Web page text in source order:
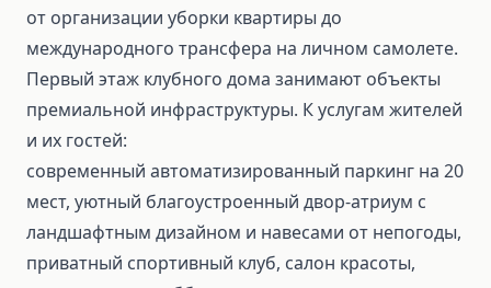
от организации уборки квартиры до
международного трансфера на личном самолете.
Первый этаж клубного дома занимают объекты
премиальной инфраструктуры. К услугам жителей
и их гостей:
современный автоматизированный паркинг на 20
мест, уютный благоустроенный двор-атриум с
ландшафтным дизайном и навесами от непогоды,
приватный спортивный клуб, салон красоты,